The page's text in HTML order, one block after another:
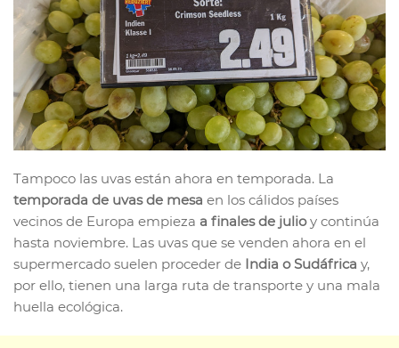
Tampoco las uvas están ahora en temporada. La
temporada de uvas de mesa en los cálidos países
vecinos de Europa empieza a finales de julioy continúa
hasta noviembre. Las uvas que se venden ahora en el
supermercado suelen proceder de India o Sudáfrica y,
por ello, tienen una larga ruta de transporte y una mala
huella ecológica.